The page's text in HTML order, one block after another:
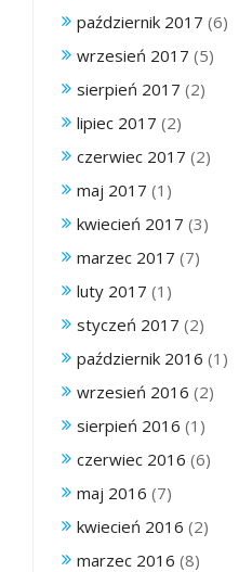
październik 2017 (6)
wrzesień 2017 (5)
sierpień 2017 (2)
lipiec 2017 (2)
czerwiec 2017 (2)
maj 2017 (1)
kwiecień 2017 (3)
marzec 2017 (7)
luty 2017 (1)
styczeń 2017 (2)
październik 2016 (1)
wrzesień 2016 (2)
sierpień 2016 (1)
czerwiec 2016 (6)
maj 2016 (7)
kwiecień 2016 (2)
marzec 2016 (8)